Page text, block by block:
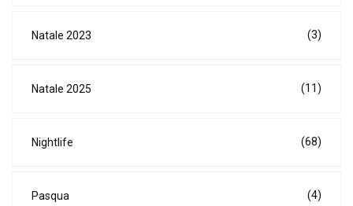
Natale 2023 (3)
Natale 2025 (11)
Nightlife (68)
Pasqua (4)